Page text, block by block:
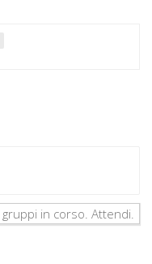
in corso. Attendi.